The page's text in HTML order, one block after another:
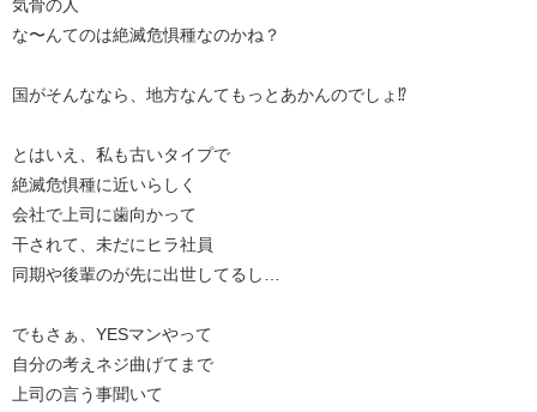
気骨の人
な〜んてのは絶滅危惧種なのかね？
国がそんななら、地方なんてもっとあかんのでしょ⁉︎
とはいえ、私も古いタイプで
絶滅危惧種に近いらしく
会社で上司に歯向かって
干されて、未だにヒラ社員
同期や後輩のが先に出世してるし…
でもさぁ、YESマンやって
自分の考えネジ曲げてまで
上司の言う事聞いて